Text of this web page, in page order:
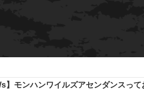
】モンハンワイルズアセンダンスっ